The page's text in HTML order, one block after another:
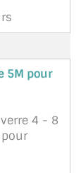
5M pour
4 - 8
film de
m